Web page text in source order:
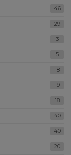
46
29
3
5
18
19
18
40
40
20